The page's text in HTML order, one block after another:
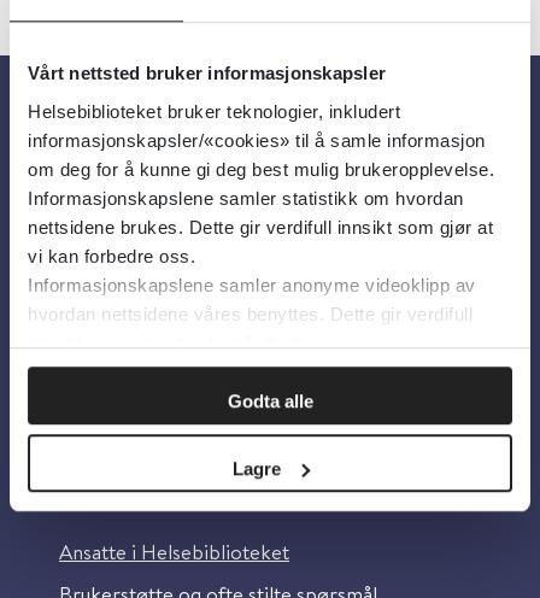
Vårt nettsted bruker informasjonskapsler
Helsebiblioteket bruker teknologier, inkludert
informasjonskapsler/«cookies» til å samle informasjon
om deg for å kunne gi deg best mulig brukeropplevelse.
Informasjonskapslene samler statistikk om hvordan
nettsidene brukes. Dette gir verdifull innsikt som gjør at
vi kan forbedre oss.
Informasjonskapslene samler anonyme videoklipp av
hvordan nettsidene våres benyttes. Dette gir verdifull
innsikt som gjør at vi kan forbedre oss.
Godta alle
Lagre
Om oss
Om Helsebiblioteket
Personvern og informasjonskapsler
Tilgjengelighetserklæring
Information in English
Ansatte i Helsebiblioteket